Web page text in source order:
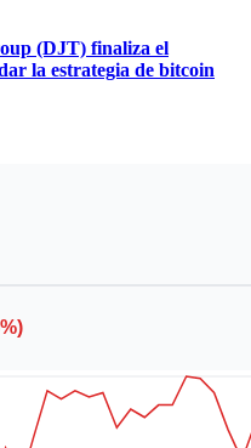
(DJT) finaliza el
la estrategia de bitcoin